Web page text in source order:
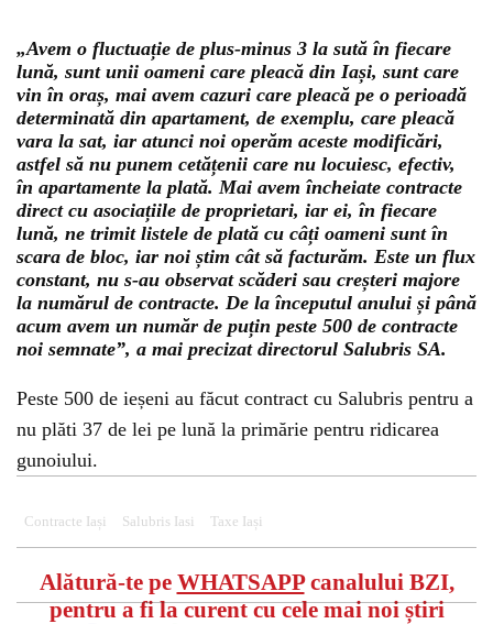
„Avem o fluctuație de plus-minus 3 la sută în fiecare
lună, sunt unii oameni care pleacă din Iași, sunt care
vin în oraș, mai avem cazuri care pleacă pe o perioadă
determinată din apartament, de exemplu, care pleacă
vara la sat, iar atunci noi operăm aceste modificări,
astfel să nu punem cetățenii care nu locuiesc, efectiv,
în apartamente la plată. Mai avem încheiate contracte
direct cu asociațiile de proprietari, iar ei, în fiecare
lună, ne trimit listele de plată cu câți oameni sunt în
scara de bloc, iar noi știm cât să facturăm. Este un flux
constant, nu s-au observat scăderi sau creșteri majore
la numărul de contracte. De la începutul anului și până
acum avem un număr de puțin peste 500 de contracte
noi semnate”, a mai precizat directorul Salubris SA.
Peste 500 de ieșeni au făcut contract cu Salubris pentru a
nu plăti 37 de lei pe lună la primărie pentru ridicarea
gunoiului.
Contracte Iași Salubris Iasi Taxe Iași
Alătură-te pe WHATSAPPcanalului BZI,
pentru a fi la curent cu cele mai noi știri